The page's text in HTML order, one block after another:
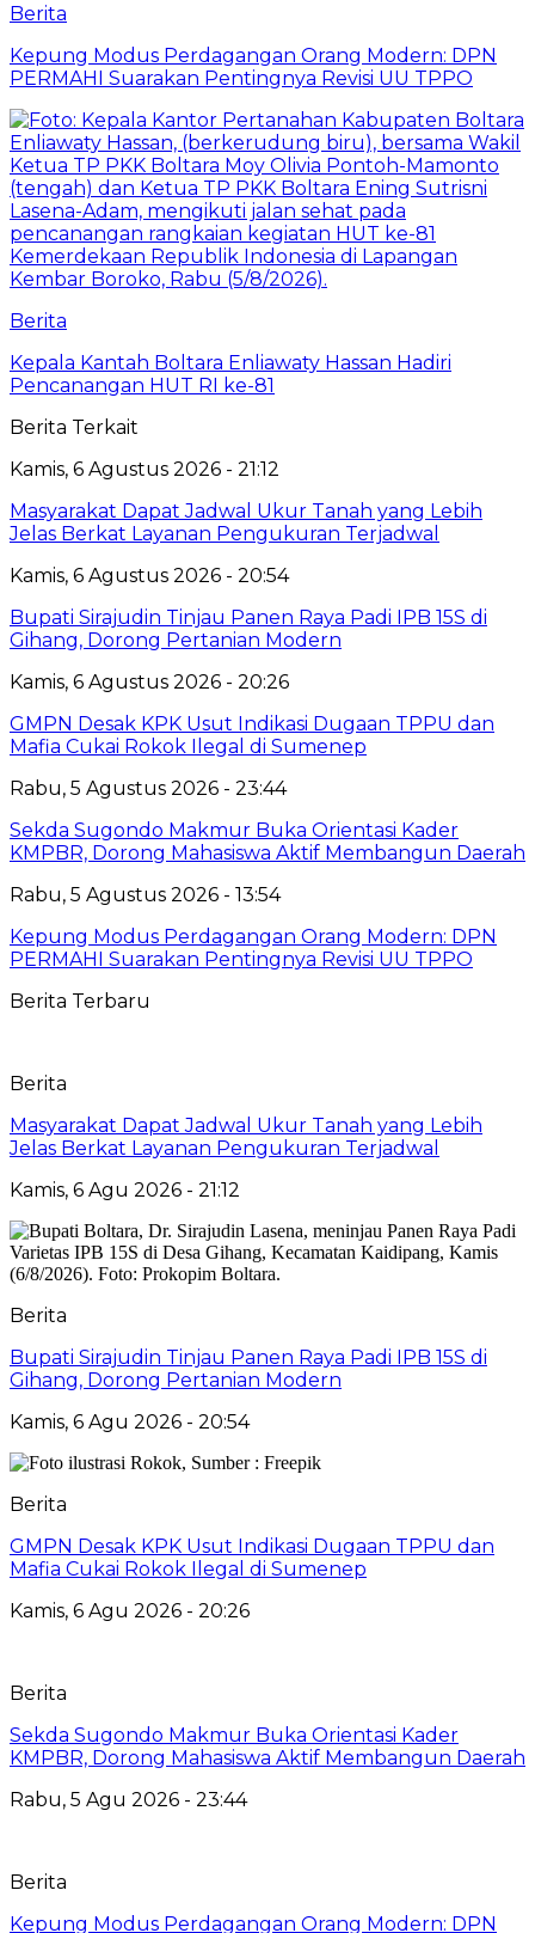
Berita
Kepung Modus Perdagangan Orang Modern: DPN
PERMAHI Suarakan Pentingnya Revisi UU TPPO
Berita
‎Kepala Kantah Boltara Enliawaty Hassan Hadiri
Pencanangan HUT RI ke-81
Berita Terkait
Kamis, 6 Agustus 2026 - 21:12
Masyarakat Dapat Jadwal Ukur Tanah yang Lebih
Jelas Berkat Layanan Pengukuran Terjadwal
Kamis, 6 Agustus 2026 - 20:54
Bupati Sirajudin Tinjau Panen Raya Padi IPB 15S di
Gihang, Dorong Pertanian Modern
Kamis, 6 Agustus 2026 - 20:26
GMPN Desak KPK Usut Indikasi Dugaan TPPU dan
Mafia Cukai Rokok Ilegal di Sumenep
Rabu, 5 Agustus 2026 - 23:44
Sekda Sugondo Makmur Buka Orientasi Kader
KMPBR, Dorong Mahasiswa Aktif Membangun Daerah
Rabu, 5 Agustus 2026 - 13:54
Kepung Modus Perdagangan Orang Modern: DPN
PERMAHI Suarakan Pentingnya Revisi UU TPPO
Berita Terbaru
Berita
Masyarakat Dapat Jadwal Ukur Tanah yang Lebih
Jelas Berkat Layanan Pengukuran Terjadwal
Kamis, 6 Agu 2026 - 21:12
Berita
Bupati Sirajudin Tinjau Panen Raya Padi IPB 15S di
Gihang, Dorong Pertanian Modern
Kamis, 6 Agu 2026 - 20:54
Berita
GMPN Desak KPK Usut Indikasi Dugaan TPPU dan
Mafia Cukai Rokok Ilegal di Sumenep
Kamis, 6 Agu 2026 - 20:26
Berita
Sekda Sugondo Makmur Buka Orientasi Kader
KMPBR, Dorong Mahasiswa Aktif Membangun Daerah
Rabu, 5 Agu 2026 - 23:44
Berita
Kepung Modus Perdagangan Orang Modern: DPN